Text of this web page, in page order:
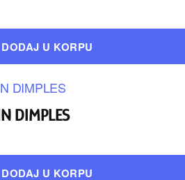
DODAJ U KORPU
DIMPLES
DODAJ U KORPU